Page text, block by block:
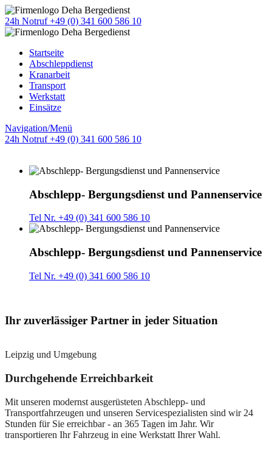
24h Notruf +49 (0) 341 600 586 10
Startseite
Abschleppdienst
Kranarbeit
Transport
Werkstatt
Einsätze
Navigation/Menü
24h Notruf +49 (0) 341 600 586 10
Abschlepp- Bergungsdienst und Pannenservice
Tel Nr. +49 (0) 341 600 586 10
Abschlepp- Bergungsdienst und Pannenservice
Tel Nr. +49 (0) 341 600 586 10
Ihr zuverlässiger Partner in jeder Situation
Leipzig und Umgebung
Durchgehende Erreichbarkeit
Mit unseren modernst ausgerüsteten Abschlepp- und
Transportfahrzeugen und unseren Servicespezialisten sind wir 24
Stunden für Sie erreichbar - an 365 Tagen im Jahr. Wir
transportieren Ihr Fahrzeug in eine Werkstatt Ihrer Wahl.